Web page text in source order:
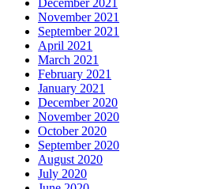
November 2021
September 2021
April 2021
March 2021
February 2021
January 2021
December 2020
November 2020
October 2020
September 2020
August 2020
July 2020